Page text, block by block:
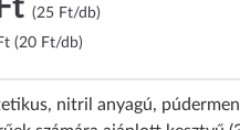
(25 Ft/db)
(20 Ft/db)
nitril anyagú,